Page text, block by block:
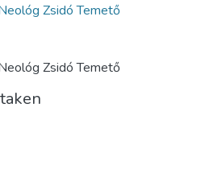
Zsidó Temető
Zsidó Temető